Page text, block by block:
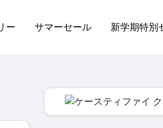
ー サマーセール 新学期特別